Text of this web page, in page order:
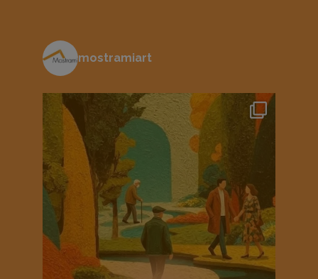
mostramiart